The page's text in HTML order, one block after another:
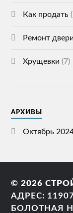
Как продать
Ремонт двери
Хрущевки (7)
АРХИВЫ
Октябрь
© 2026
АДРЕС:
БОЛОТНАЯ